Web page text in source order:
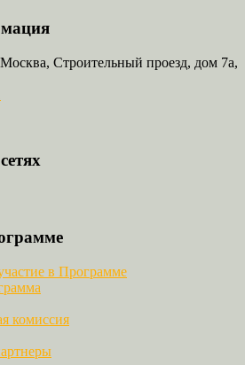
Москва, Строительный проезд, дом 7а,
в Программе
комиссия